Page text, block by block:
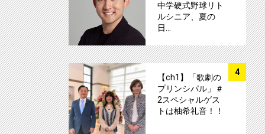
中学硬式野球リト
ルシニア、夏の
日…
4
【ch1】「歌劇の
プリンシパル」＃
2スペシャルゲス
トは柚希礼音！！